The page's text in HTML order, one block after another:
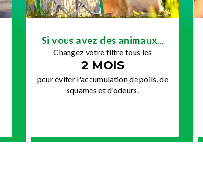
Si vous avez des animaux...
Changez votre filtre tous les
2 MOIS
pour éviter l'accumulation de poils, de
squames et d'odeurs.